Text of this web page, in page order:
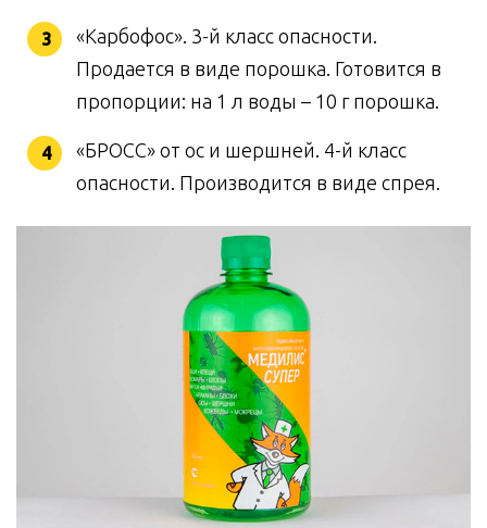
«Карбофос». 3-й класс опасности.
Продается в виде порошка. Готовится в
пропорции: на 1 л воды – 10 г порошка.
«БРОСС» от ос и шершней. 4-й класс
опасности. Производится в виде спрея.